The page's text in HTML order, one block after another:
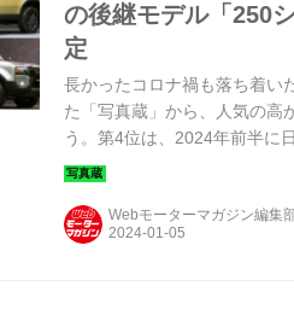
の後継モデル「250
定
長かったコロナ禍も落ち着い
た「写真蔵」から、人気の高
う。第4位は、2024年前半に
「250シリーズ」だ。（2023
Webモーターマガジン編集